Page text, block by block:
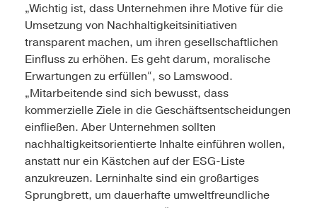
„Wichtig ist, dass Unternehmen ihre Motive für die
Umsetzung von Nachhaltigkeitsinitiativen
transparent machen, um ihren gesellschaftlichen
Einfluss zu erhöhen. Es geht darum, moralische
Erwartungen zu erfüllen“, so Lamswood.
„Mitarbeitende sind sich bewusst, dass
kommerzielle Ziele in die Geschäftsentscheidungen
einfließen. Aber Unternehmen sollten
nachhaltigkeitsorientierte Inhalte einführen wollen,
anstatt nur ein Kästchen auf der ESG-Liste
anzukreuzen. Lerninhalte sind ein großartiges
Sprungbrett, um dauerhafte umweltfreundliche